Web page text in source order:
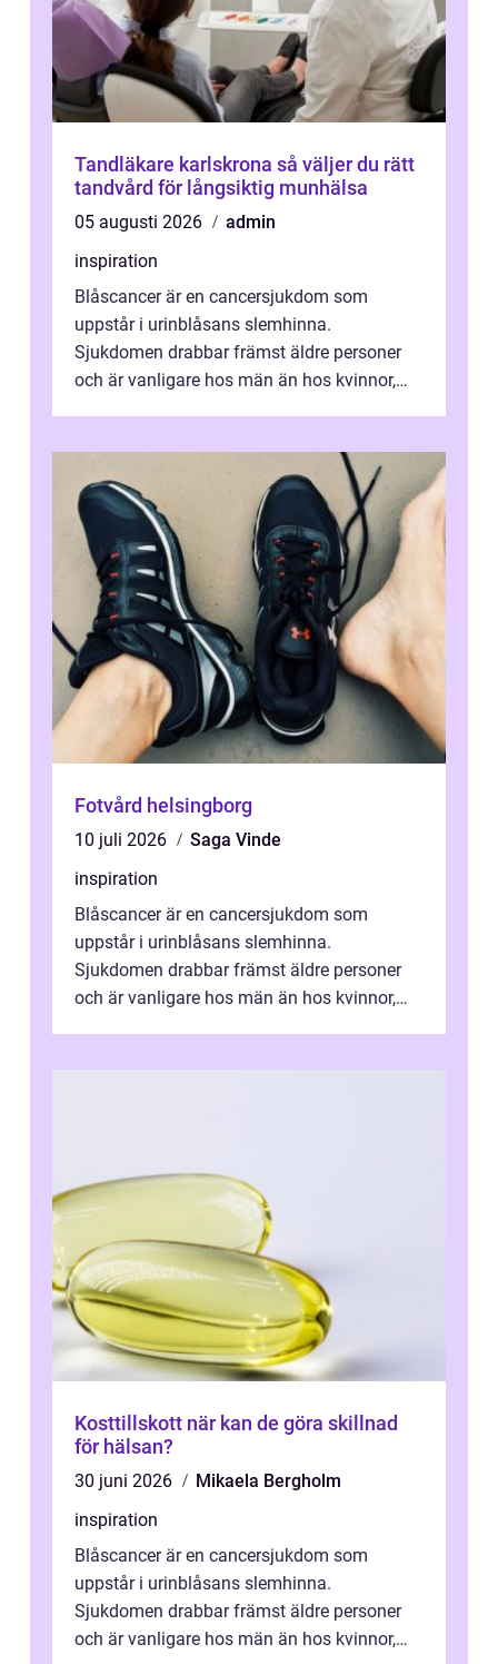
Tandläkare karlskrona så väljer du rätt
tandvård för långsiktig munhälsa
05 augusti 2026
admin
inspiration
Blåscancer är en cancersjukdom som
uppstår i urinblåsans slemhinna.
Sjukdomen drabbar främst äldre personer
och är vanligare hos män än hos kvinnor,
Fotvård helsingborg
10 juli 2026
Saga Vinde
inspiration
Blåscancer är en cancersjukdom som
uppstår i urinblåsans slemhinna.
Sjukdomen drabbar främst äldre personer
och är vanligare hos män än hos kvinnor,
Kosttillskott när kan de göra skillnad
för hälsan?
30 juni 2026
Mikaela Bergholm
inspiration
Blåscancer är en cancersjukdom som
uppstår i urinblåsans slemhinna.
Sjukdomen drabbar främst äldre personer
och är vanligare hos män än hos kvinnor,